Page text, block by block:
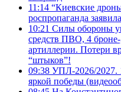
11:14 “Киевские
роспропаганда
10:21 Силы обороны
средств ПВО, 4
артиллерии. Потери
“штыков”!
09:38 УПЛ-2026/2027.
яркой победы